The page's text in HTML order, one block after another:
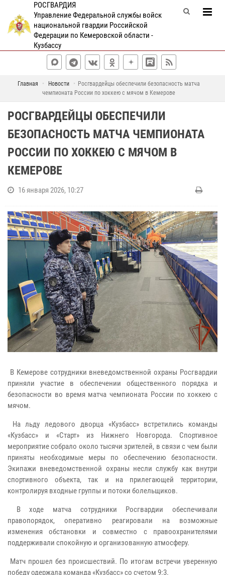
РОСГВАРДИЯ
Управление Федеральной службы войск
национальной гвардии Российской
Федерации по Кемеровской области -
Кузбассу
Главная Новости
Росгвардейцы обеспечили безопасность матча
чемпионата России по хоккею с мячом в Кемерове
РОСГВАРДЕЙЦЫ ОБЕСПЕЧИЛИ
БЕЗОПАСНОСТЬ МАТЧА ЧЕМПИОНАТА
РОССИИ ПО ХОККЕЮ С МЯЧОМ В
КЕМЕРОВЕ
16 января 2026, 10:27
В Кемерове сотрудники вневедомственной охраны Росгвардии
приняли участие в обеспечении общественного порядка и
безопасности во время матча чемпионата России по хоккею с
мячом.
На льду ледового дворца «Кузбасс» встретились команды
«Кузбасс» и «Старт» из Нижнего Новгорода. Спортивное
мероприятие собрало около тысячи зрителей, в связи с чем были
приняты необходимые меры по обеспечению безопасности.
Экипажи вневедомственной охраны несли службу как внутри
спортивного объекта, так и на прилегающей территории,
контролируя входные группы и потоки болельщиков.
В ходе матча сотрудники Росгвардии обеспечивали
правопорядок, оперативно реагировали на возможные
изменения обстановки и совместно с правоохранителями
поддерживали спокойную и организованную атмосферу.
Матч прошел без происшествий. По итогам встречи уверенную
победу одержала команда «Кузбасс» со счетом 9:3.